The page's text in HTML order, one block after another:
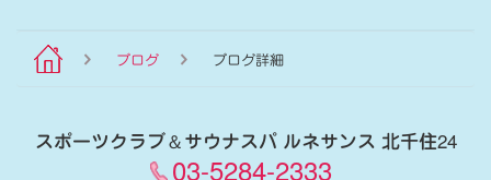
ブログ ブログ詳細
スポーツクラブ＆サウナスパ ルネサンス 北千住24
03-5284-2333